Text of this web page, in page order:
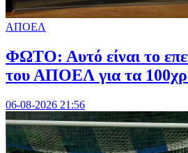
ΑΠΟΕΛ
ΦΩΤΟ: Αυτό είναι το
του ΑΠΟΕΛ για τα
06-08-2026 21:56